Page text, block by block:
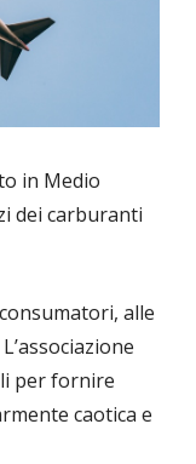
in Medio
dei carburanti
alle
per fornire
caotica e